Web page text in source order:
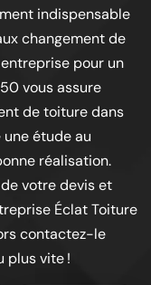
indispensable
changement de
pour un
vous assure
de toiture dans
une étude au
réalisation.
votre devis et
Éclat Toiture
contactez-le
plus vite !